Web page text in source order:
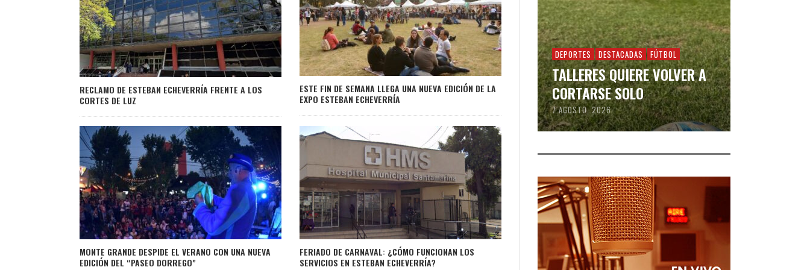
RECLAMO DE ESTEBAN ECHEVERRÍA FRENTE A LOS
CORTES DE LUZ
ESTE FIN DE SEMANA LLEGA UNA NUEVA EDICIÓN DE LA
EXPO ESTEBAN ECHEVERRÍA
MONTE GRANDE DESPIDE EL VERANO CON UNA NUEVA
EDICIÓN DEL “PASEO DORREGO”
FERIADO DE CARNAVAL: ¿CÓMO FUNCIONAN LOS
SERVICIOS EN ESTEBAN ECHEVERRÍA?
DEPORTES DESTACADAS FÚTBOL
TALLERES QUIERE VOLVER A
CORTARSE SOLO
7 AGOSTO, 2026